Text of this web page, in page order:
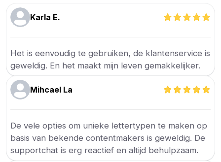
Karla E.
Het is eenvoudig te gebruiken, de klantenservice is
geweldig. En het maakt mijn leven gemakkelijker.
Mihcael La
De vele opties om unieke lettertypen te maken op
basis van bekende contentmakers is geweldig. De
supportchat is erg reactief en altijd behulpzaam.